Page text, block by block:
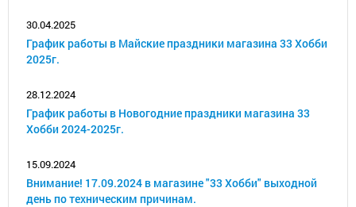
30.04.2025
График работы в Майские праздники магазина 33 Хобби
2025г.
28.12.2024
График работы в Новогодние праздники магазина 33
Хобби 2024-2025г.
15.09.2024
Внимание! 17.09.2024 в магазине "33 Хобби" выходной
день по техническим причинам.